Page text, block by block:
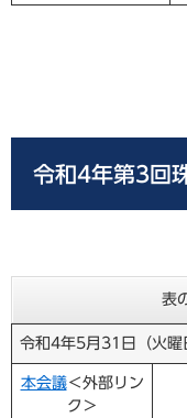
令和4年第3回
表
令和4年5月31日（火
本会議＜外部リン
ク＞